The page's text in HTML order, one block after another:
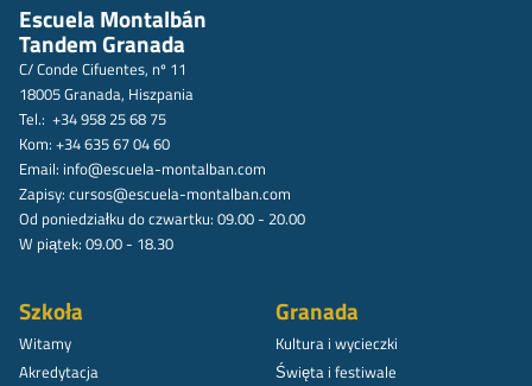
Escuela Montalbán
Tandem Granada
C/ Conde Cifuentes, nº 11
18005 Granada, Hiszpania
Tel.: +34 958 25 68 75
Kom: +34 635 67 04 60
Email: info@escuela-montalban.com
Zapisy: cursos@escuela-montalban.com
Od poniedziałku do czwartku: 09.00 - 20.00
W piątek: 09.00 - 18.30
Szkoła
Witamy
Akredytacja
Granada
Kultura i wycieczki
Święta i festiwale